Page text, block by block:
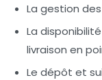
La gestion
La
livraison en
Le dépôt et